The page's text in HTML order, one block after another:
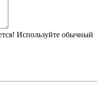
Используйте обычный